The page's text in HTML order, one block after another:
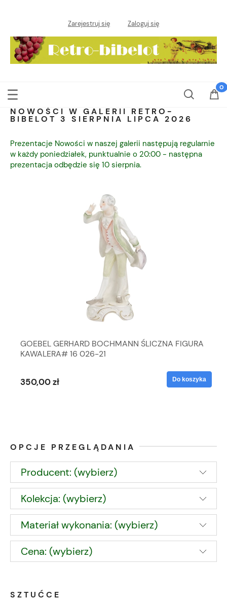
Zarejestruj się Zaloguj się
NOWOŚCI W GALERII RETRO-
BIBELOT 3 SIERPNIA LIPCA 2026
Prezentacje Nowości w naszej galerii następują regularnie
w każdy poniedziałek, punktualnie o 20:00 - następna
prezentacja odbędzie się 10 sierpnia.
GOEBEL GERHARD BOCHMANN ŚLICZNA FIGURA
KAWALERA# 16 026-21
350,00 zł Do koszyka
OPCJE PRZEGLĄDANIA
Producent: (wybierz)
Kolekcja: (wybierz)
Materiał wykonania: (wybierz)
Cena: (wybierz)
SZTUĆCE